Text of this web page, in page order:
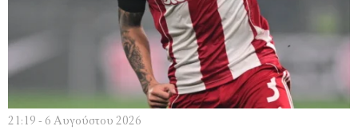
21:19 - 6 Αυγούστου 2026